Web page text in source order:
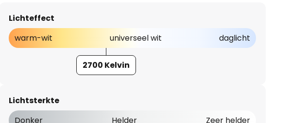
Lichteffect
warm-wit
universeel wit daglicht
2700 Kelvin
Lichtsterkte
Donker
Helder Zeer helder